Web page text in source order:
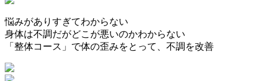
悩みがありすぎてわからない
身体は不調だがどこが悪いのかわからない
「整体コース」で体の歪みをとって、不調を改善